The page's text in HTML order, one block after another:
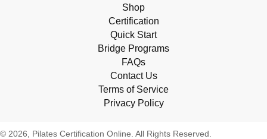
Shop
Certification
Quick Start
Bridge Programs
FAQs
Contact Us
Terms of Service
Privacy Policy
© 2026, Pilates Certification Online. All Rights Reserved.